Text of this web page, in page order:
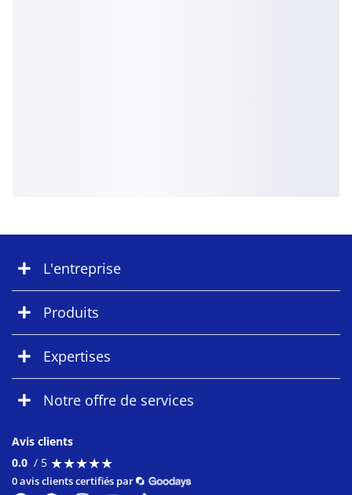
L'entreprise
Produits
Expertises
Notre offre de services
Avis clients
0.0 / 5 ★★★★★
★★★★★
0 avis clients certifiés par